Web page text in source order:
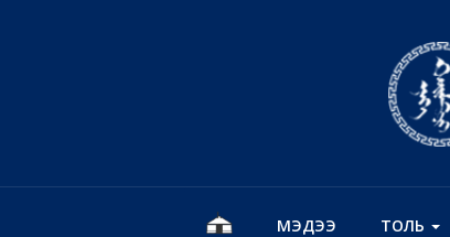
МЭДЭЭ ТОЛЬ